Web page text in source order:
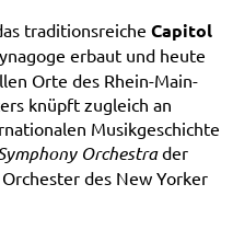
traditionsreiche Capitol
erbaut und heute
Orte des Rhein-Main-
knüpft zugleich an
Musikgeschichte
Orchestrader
des New Yorker